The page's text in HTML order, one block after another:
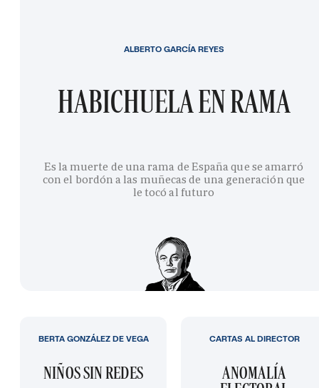
HABICHUELA EN RAMA
Es la muerte de una rama de España que se amarró
con el bordón a las muñecas de una generación que
le tocó al futuro
ALBERTO GARCÍA REYES
NIÑOS SIN REDES
BERTA GONZÁLEZ DE VEGA
ANOMALÍA
CARTAS AL DIRECTOR